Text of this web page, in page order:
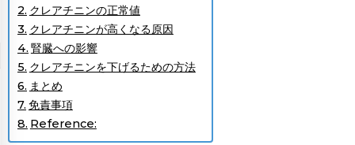
クレアチニンの正常値
クレアチニンが高くなる原因
腎臓への影響
クレアチニンを下げるための方法
まとめ
免責事項
Reference: